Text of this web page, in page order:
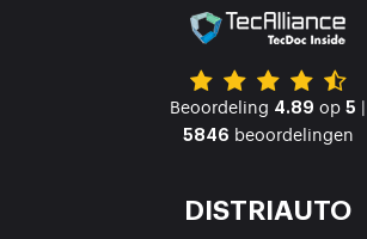
Beoordeling 4.89 op 5 |
5846 beoordelingen
DISTRIAUTO